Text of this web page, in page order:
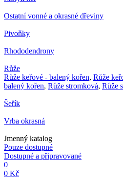
Ostatní vonné a okrasné dřeviny
Pivoňky
Rhododendrony
Růže
Růže keřové - balený kořen, Růže
balený kořen, Růže stromková, Růže
Šeřík
Vrba okrasná
Jmenný katalog
Pouze dostupné
Dostupné a připravované
0
0 Kč